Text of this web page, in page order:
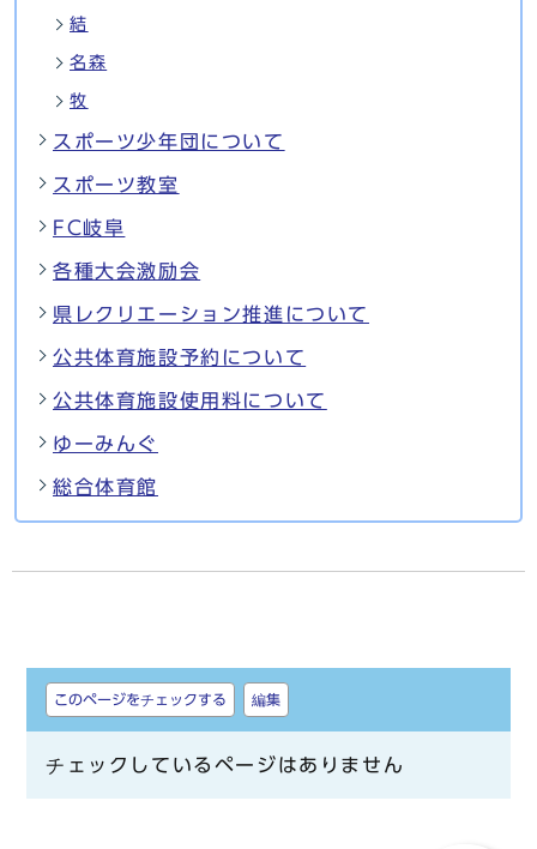
結
名森
牧
スポーツ少年団について
スポーツ教室
FC岐阜
各種大会激励会
県レクリエーション推進について
公共体育施設予約について
公共体育施設使用料について
ゆーみんぐ
総合体育館
しおり
このページをチェックする 編集
チェックしているページはありません